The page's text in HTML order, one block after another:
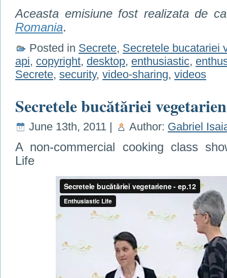
Aceasta emisiune fost realizata de
Romania.
Posted in Secrete, Secretele bucatariei
api, copyright, desktop, enthusiastic,
Secrete, security, video-sharing, videos
Secretele bucătăriei
June 13th, 2011 | Author: Gabriel
A non-commercial cooking class
Life